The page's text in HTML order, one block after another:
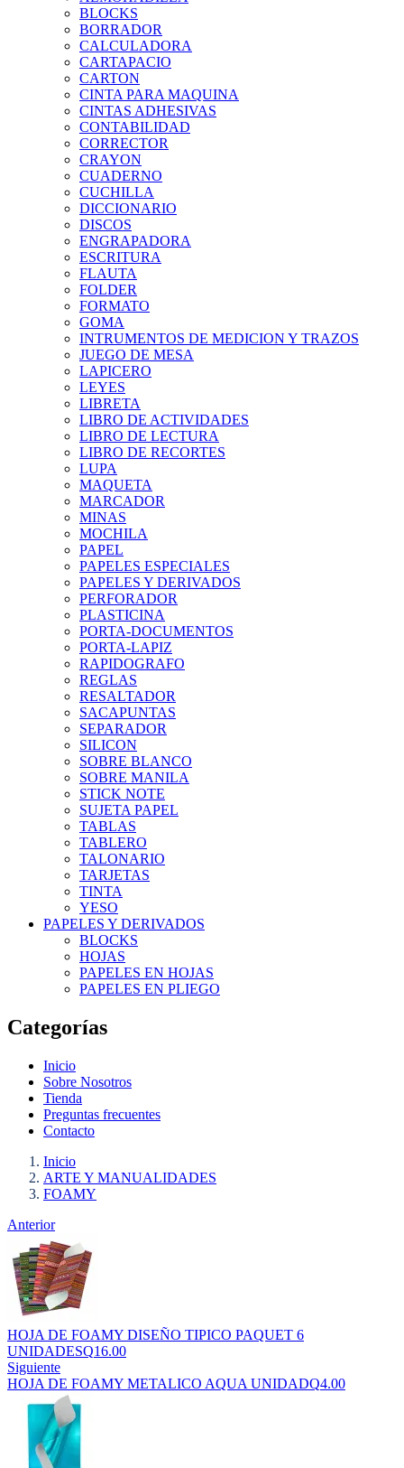
BLOCKS
BORRADOR
CALCULADORA
CARTAPACIO
CARTON
CINTA PARA MAQUINA
CINTAS ADHESIVAS
CONTABILIDAD
CORRECTOR
CRAYON
CUADERNO
CUCHILLA
DICCIONARIO
DISCOS
ENGRAPADORA
ESCRITURA
FLAUTA
FOLDER
FORMATO
GOMA
INTRUMENTOS DE MEDICION Y TRAZOS
JUEGO DE MESA
LAPICERO
LEYES
LIBRETA
LIBRO DE ACTIVIDADES
LIBRO DE LECTURA
LIBRO DE RECORTES
LUPA
MAQUETA
MARCADOR
MINAS
MOCHILA
PAPEL
PAPELES ESPECIALES
PAPELES Y DERIVADOS
PERFORADOR
PLASTICINA
PORTA-DOCUMENTOS
PORTA-LAPIZ
RAPIDOGRAFO
REGLAS
RESALTADOR
SACAPUNTAS
SEPARADOR
SILICON
SOBRE BLANCO
SOBRE MANILA
STICK NOTE
SUJETA PAPEL
TABLAS
TABLERO
TALONARIO
TARJETAS
TINTA
YESO
PAPELES Y DERIVADOS
BLOCKS
HOJAS
PAPELES EN HOJAS
PAPELES EN PLIEGO
Categorías
Inicio
Sobre Nosotros
Tienda
Preguntas frecuentes
Contacto
Inicio
ARTE Y MANUALIDADES
FOAMY
Anterior
HOJA DE FOAMY DISEÑO TIPICO PAQUET 6
UNIDADESQ16.00
Siguiente
HOJA DE FOAMY METALICO AQUA UNIDADQ4.00